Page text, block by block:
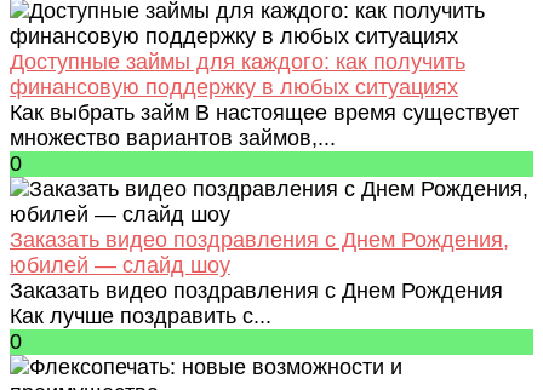
Доступные займы для каждого: как получить
финансовую поддержку в любых ситуациях
Как выбрать займ В настоящее время существует
множество вариантов займов,...
0
Заказать видео поздравления с Днем Рождения,
юбилей — слайд шоу
Заказать видео поздравления с Днем Рождения
Как лучше поздравить с...
0